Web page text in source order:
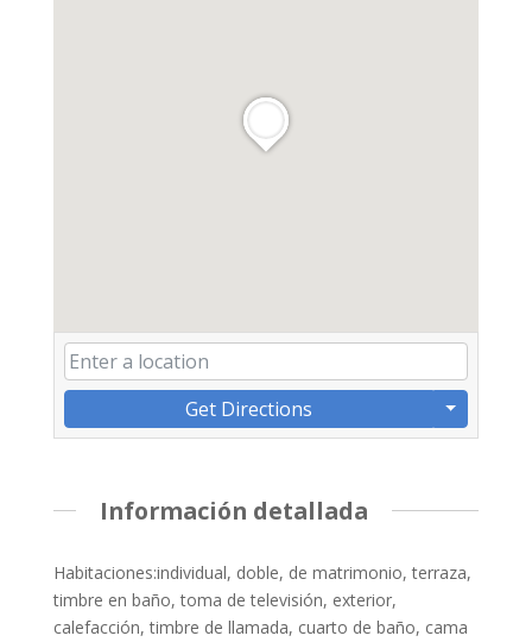
Get Directions
Información detallada
Habitaciones:individual, doble, de matrimonio, terraza,
timbre en baño, toma de televisión, exterior,
calefacción, timbre de llamada, cuarto de baño, cama